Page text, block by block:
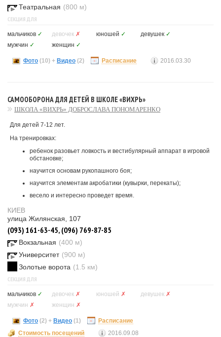
Театральная (800 м)
СЕКЦИЯ ДЛЯ
мальчиков ✓ девочек ✗ юношей ✓ девушек ✓
мужчин ✓ женщин ✓
Фото (10) + Видео (2) Расписание 2016.03.30
САМООБОРОНА ДЛЯ ДЕТЕЙ В ШКОЛЕ «ВИХРЬ»
ШКОЛА «ВИХРЬ» ДОБРОСЛАВА ПОНОМАРЕНКО
Для детей 7-12 лет.
На тренировках:
ребенок разовьет ловкость и вестибулярный аппарат в игровой
обстановке;
научится основам рукопашного боя;
научится элементам акробатики (кувырки, перекаты);
весело и интересно проведет время.
КИЕВ
улица Жилянская, 107
(093) 161-63-45, (096) 769-87-85
Вокзальная (400 м)
Университет (900 м)
Золотые ворота (1.5 км)
СЕКЦИЯ ДЛЯ
мальчиков ✓ девочек ✗ юношей ✗ девушек ✗
мужчин ✗ женщин ✗
Фото (2) + Видео (1)
Расписание
Стоимость посещений
2016.09.08